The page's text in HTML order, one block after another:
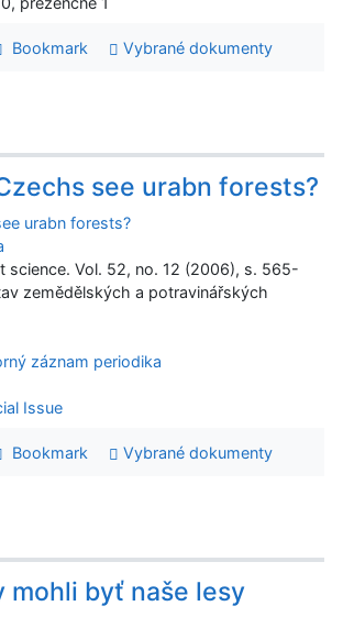
Bookmark Vybrané dokumenty
see urabn forests?
urabn forests?
science. Vol. 52, no. 12 (2006), s. 565-
zemědělských a potravinářských
záznam periodika
Issue
Bookmark Vybrané dokumenty
mohli byť naše lesy